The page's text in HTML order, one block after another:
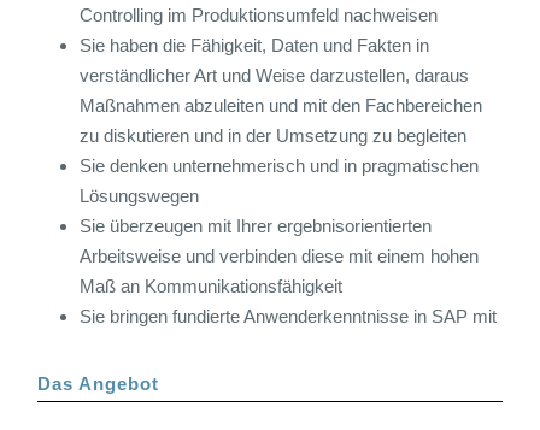
Controlling im Produktionsumfeld nachweisen
Sie haben die Fähigkeit, Daten und Fakten in
verständlicher Art und Weise darzustellen, daraus
Maßnahmen abzuleiten und mit den Fachbereichen
zu diskutieren und in der Umsetzung zu begleiten
Sie denken unternehmerisch und in pragmatischen
Lösungswegen
Sie überzeugen mit Ihrer ergebnisorientierten
Arbeitsweise und verbinden diese mit einem hohen
Maß an Kommunikationsfähigkeit
Sie bringen fundierte Anwenderkenntnisse in SAP mit
Das Angebot